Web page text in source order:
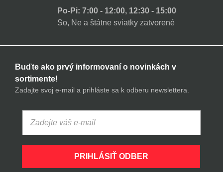
Po-Pi: 7:00 - 12:00, 12:30 - 15:00
So, Ne a štátne sviatky zatvorené
Buďte ako prvý informovaní o novinkách v
sortimente!
Zadajte svoj e-mail a prihláste sa k odberu newslettera.
PRIHLÁSIŤ ODBER